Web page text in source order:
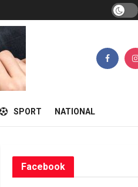
SPORT NATIONAL
Facebook